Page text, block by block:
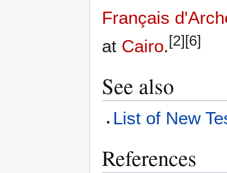
Français
at Cairo. [2] [6]
See also
List of New
References